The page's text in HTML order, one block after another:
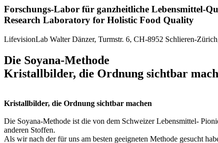
Forschungs-Labor für ganzheitliche Lebensmittel-
Research Laboratory for Holistic Food Quality
LifevisionLab Walter Dänzer, Turmstr. 6, CH-8952 Schlieren-
Die Soyana-Methode
Kristallbilder, die Ordnung sichtbar
Kristallbilder, die Ordnung sichtbar machen
Die Soyana-Methode ist die von dem Schweizer Lebensmittel-
anderen Stoffen.
Als wir nach der für uns am besten geeigneten Methode gesucht